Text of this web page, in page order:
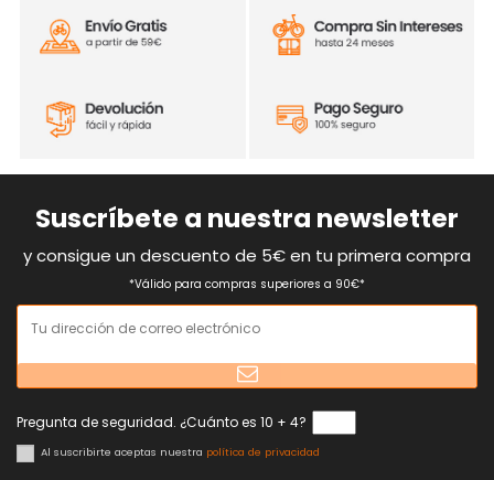
Suscríbete a nuestra newsletter
y consigue un descuento de 5€ en tu primera compra
*Válido para compras superiores a 90€*
Pregunta de seguridad. ¿Cuánto es 10 + 4?
Al suscribirte aceptas nuestra política de privacidad